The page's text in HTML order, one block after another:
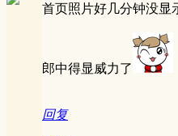
首页照片好几分钟没显
郎中得显威力了
回复